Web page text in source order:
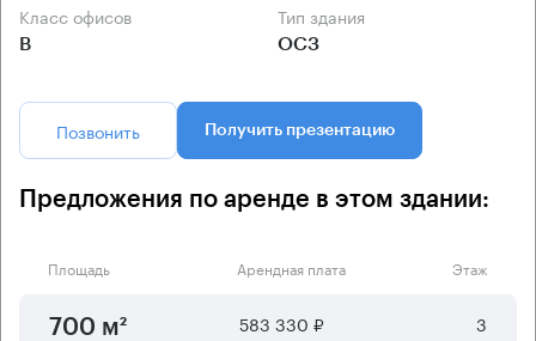
Класс офисов
B
Тип здания
ОСЗ
Позвонить Получить презентацию
Предложения по аренде в этом здании:
Площадь Арендная плата Этаж
700 м² 583 330 ₽ 3